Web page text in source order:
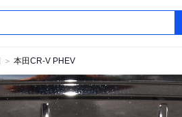
＞ 本田CR-V PHEV